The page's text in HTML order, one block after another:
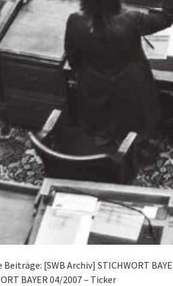
Beiträge: [SWB Archiv] STICHWORT
BAYER 04/2007 – Ticker